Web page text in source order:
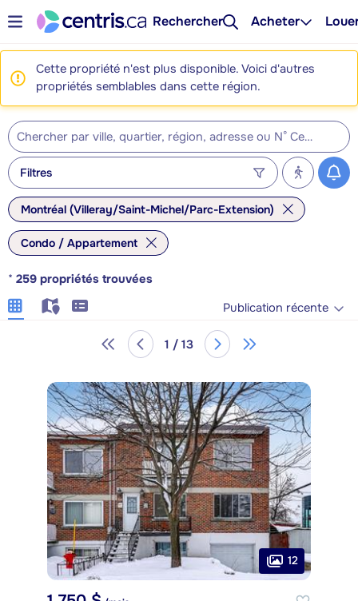
Rechercher Acheter
Cette propriété n'est plus disponible. Voici d'autres
propriétés semblables dans cette région.
Filtres
Montréal (Villeray/Saint-Michel/Parc-Extension)
Condo / Appartement
* 259 propriétés trouvées
Publication récente
1 / 13
12